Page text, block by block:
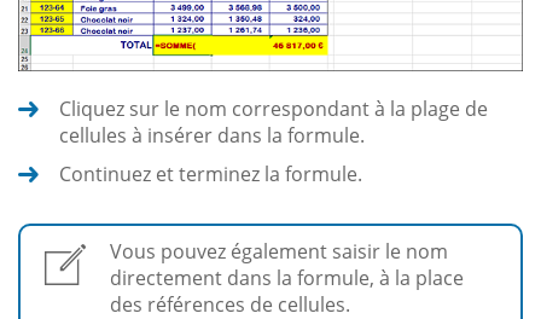
Cliquez sur le nom correspondant à la plage de
cellules à insérer dans la formule.
Continuez et terminez la formule.
Vous pouvez également saisir le nom
directement dans la formule, à la place
des références de cellules.